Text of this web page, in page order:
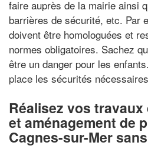
faire auprès de la mairie ainsi
barrières de sécurité, etc. Par
doivent être homologuées et
normes obligatoires. Sachez
être un danger pour les
place les sécurités
Réalisez vos
et aménagement de
Cagnes-sur-Mer